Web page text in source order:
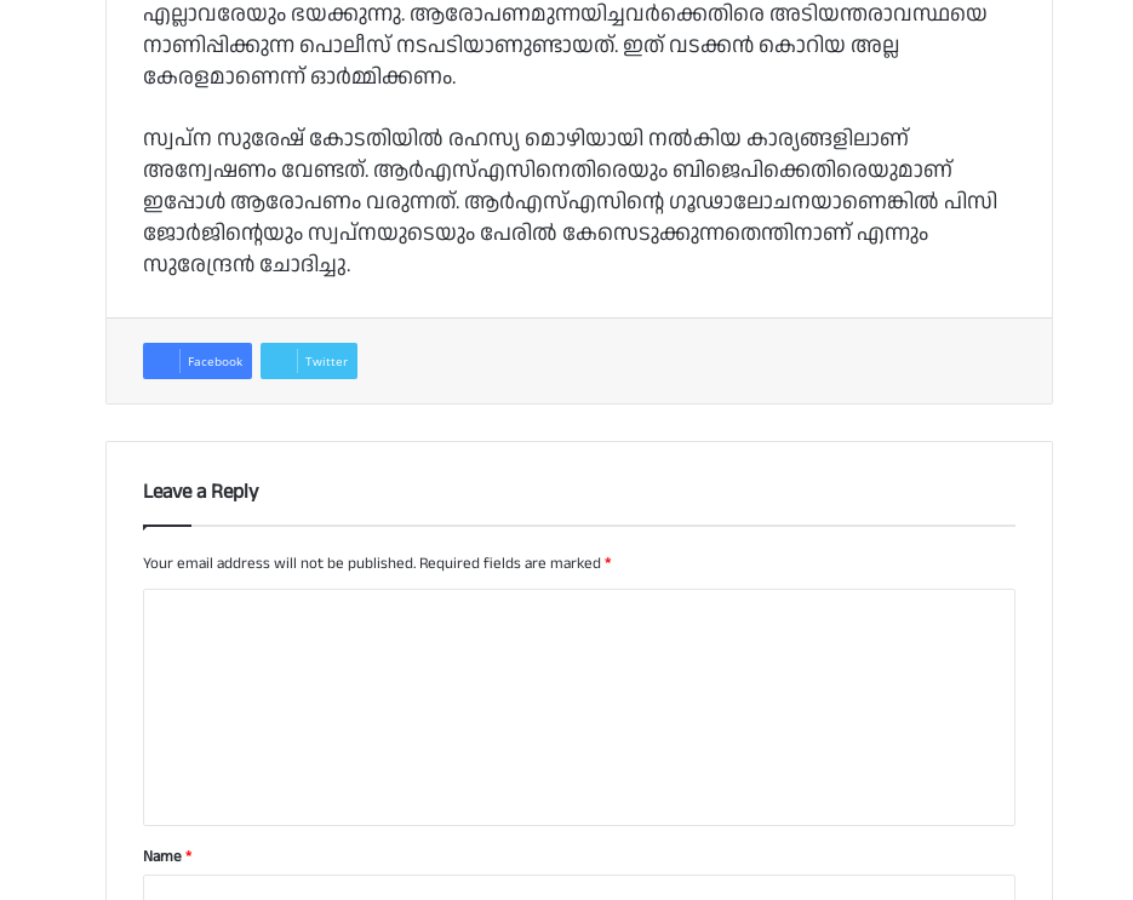
എല്ലാവരേയും ഭയക്കുന്നു. ആരോപണമുന്നയിച്ചവര്‍ക്കെതിരെ അടിയന്തരാവസ്ഥയെ
നാണിപ്പിക്കുന്ന പൊലീസ് നടപടിയാണുണ്ടായത്. ഇത് വടക്കന്‍ കൊറിയ അല്ല
കേരളമാണെന്ന് ഓര്‍മ്മിക്കണം.
സ്വപ്ന സുരേഷ് കോടതിയില്‍ രഹസ്യ മൊഴിയായി നല്‍കിയ കാര്യങ്ങളിലാണ്
അന്വേഷണം വേണ്ടത്. ആര്‍എസ്‌എസിനെതിരെയും ബിജെപിക്കെതിരെയുമാണ്
ഇപ്പോള്‍ ആരോപണം വരുന്നത്. ആര്‍എസ്‌എസിന്റെ ഗൂഢാലോചനയാണെങ്കില്‍ പിസി
ജോര്‍ജിന്റെയും സ്വപ്നയുടെയും പേരില്‍ കേസെടുക്കുന്നതെന്തിനാണ് എന്നും
സുരേന്ദ്രന്‍ ചോദിച്ചു.
Facebook Twitter
Leave a Reply
Your email address will not be published. Required fields are marked*
t
*Name*